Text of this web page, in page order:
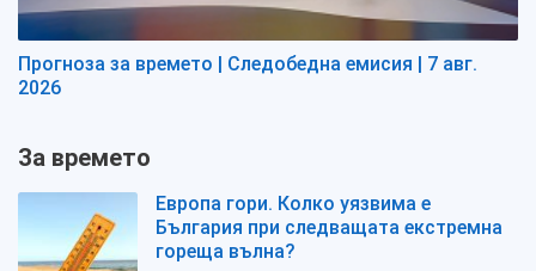
Прогноза за времето | Следобедна емисия | 7 авг.
2026
За времето
Европа гори. Колко уязвима е
България при следващата екстремна
гореща вълна?